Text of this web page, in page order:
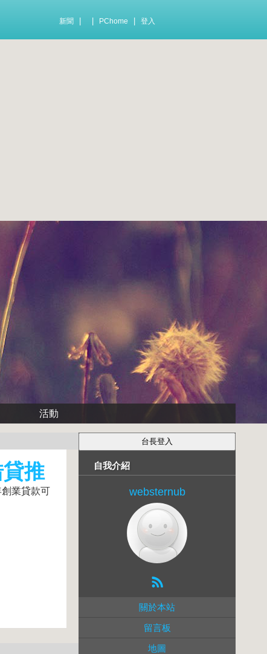
新聞 PChome 登入
活動
推
業貸款可
自我介紹
websternub
關於本站
留言板
地圖